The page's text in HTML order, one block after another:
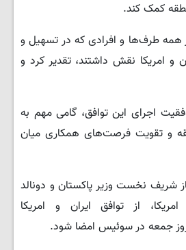
کمک کند.
همه طرف‌ها و افرادی که در تسهیل و
و امریکا نقش داشتند، تقدیر کرد و
اجرای این توافق، گامی مهم به
و تقویت فرصت‌های همکاری میان
شریف نخست وزیر پاکستان و دونالد
از توافق ایران و امریکا
جمعه در سوئیس امضا شود.